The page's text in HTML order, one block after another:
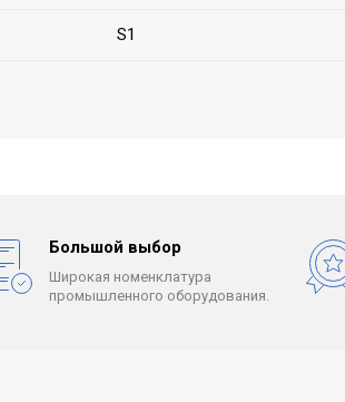
S1
Большой выбор
Широкая номенклатура
промышленного оборудования.